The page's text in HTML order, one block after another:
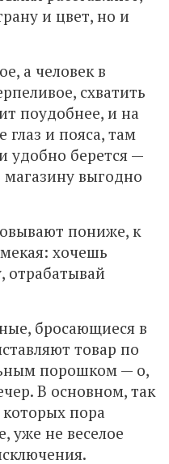
и цвет, но и
а человек в
схватить
поудобнее, и на
глаз и пояса, там
удобно берется —
магазину выгодно
пониже, к
хочешь
отрабатывай
бросающиеся в
товар по
порошком — о,
В основном, так
пора
уже не веселое